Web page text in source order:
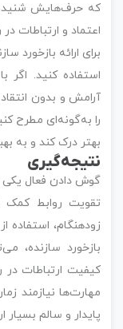
که حرف‌هایش
اعتماد و ارتباطات در
برای ارائه بازخورد
استفاده کنید. اگر
آرامش و بدون انتقاد
را به‌گونه‌ای مطرح
بهتر درک کند و به
نتیجه‌گیری
گوش دادن فعال یکی
تقویت روابط کمک
زودهنگام، استفاده
بازخورد سازنده،
کیفیت ارتباطات در
مهارت‌ها نیازمند
پایدار و سالم بسیار